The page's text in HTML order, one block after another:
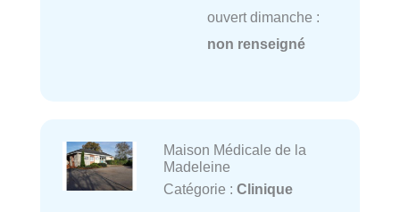
ouvert dimanche :
non renseigné
Maison Médicale de la
Madeleine
Catégorie : Clinique